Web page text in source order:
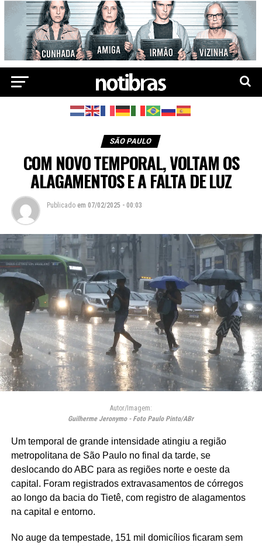
SÃO PAULO
COM NOVO TEMPORAL, VOLTAM OS
ALAGAMENTOS E A FALTA DE LUZ
Publicado em 07/02/2025 - 00:03
Autor/Imagem:
Guilherme Jeronymo - Foto Paulo Pinto/ABr
Um temporal de grande intensidade atingiu a região
metropolitana de São Paulo no final da tarde, se
deslocando do ABC para as regiões norte e oeste da
capital. Foram registrados extravasamentos de córregos
ao longo da bacia do Tietê, com registro de alagamentos
na capital e entorno.
No auge da tempestade, 151 mil domicílios ficaram sem